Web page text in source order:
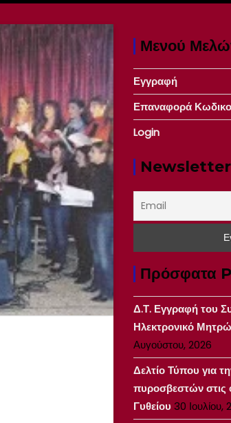
Μενού
Εγγραφή
Επαναφορά
Login
Πρόσφατα
Δ.Τ. Εγγραφή του
Ηλεκτρονικό
Αυγούστου, 2026
Δελτίο Τύπου για
πυροσβεστών στις
Γυθείου 30 Ιουλίου,